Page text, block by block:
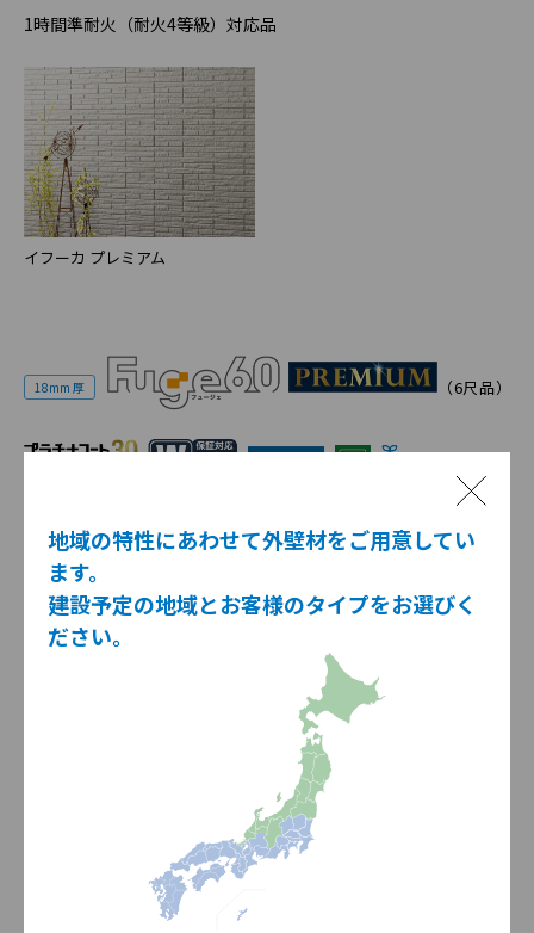
地域の特性にあわせて外壁材をご用意してい
ます。
建設予定の地域とお客様のタイプをお選びく
ださい。
1時間準耐火（耐火4等級）対応品
イフーカ プレミアム
18mm 厚 （6尺品）
1時間準耐火（耐火4等級）対応品
グラナダストーン調 プレミアム